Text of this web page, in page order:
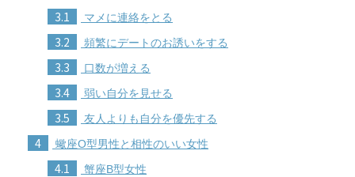
3.1 マメに連絡をとる
3.2 頻繁にデートのお誘いをする
3.3 口数が増える
3.4 弱い自分を見せる
3.5 友人よりも自分を優先する
4 蠍座O型男性と相性のいい女性
4.1 蟹座B型女性